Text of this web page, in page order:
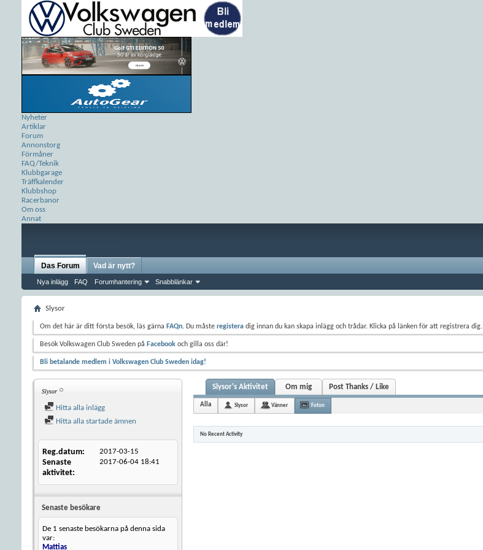
Nyheter
Artiklar
Forum
Annonstorg
Förmåner
FAQ/Teknik
Klubbgarage
Träffkalender
Klubbshop
Racerbanor
Om oss
Annat
Das Forum
Nya inlägg FAQ Forumhantering Snabblänkar
Vad är nytt?
Slysor
Om det här är ditt första besök, läs gärna FAQn. Du måste registera dig innan du kan skapa inlägg och trådar. Klicka på länken för att registrera dig.
Besök Volkswagen Club Sweden på Facebook och gilla oss där!
Bli betalande medlem i Volkswagen Club Sweden idag!
Slysor
Hitta alla inlägg
Hitta alla startade ämnen
Reg.datum 2017-03-15
Senaste
aktivitet
2017-06-04 18:41
Senaste besökare
De 1 senaste besökarna på denna sida
var:
Mattias
Slysor's Aktivitet Om mig Post Thanks / Like
Alla Slysor Vänner Foton
No Recent Activity